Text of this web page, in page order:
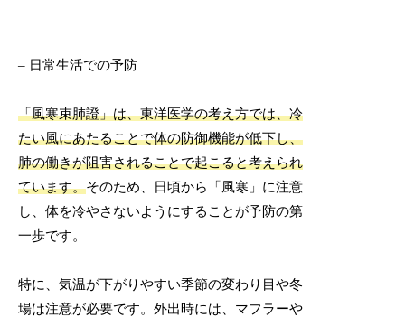
– 日常生活での予防
「風寒束肺證」は、東洋医学の考え方では、冷
たい風にあたることで体の防御機能が低下し、
肺の働きが阻害されることで起こると考えられ
ています。そのため、日頃から「風寒」に注意
し、体を冷やさないようにすることが予防の第
一歩です。
特に、気温が下がりやすい季節の変わり目や冬
場は注意が必要です。外出時には、マフラーや